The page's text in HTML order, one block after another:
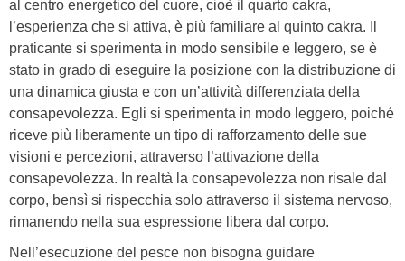
al centro energetico del cuore, cioè il quarto cakra,
l’esperienza che si attiva, è più familiare al quinto cakra. Il
praticante si sperimenta in modo sensibile e leggero, se è
stato in grado di eseguire la posizione con la distribuzione di
una dinamica giusta e con un’attività differenziata della
consapevolezza. Egli si sperimenta in modo leggero, poiché
riceve più liberamente un tipo di rafforzamento delle sue
visioni e percezioni, attraverso l’attivazione della
consapevolezza. In realtà la consapevolezza non risale dal
corpo, bensì si rispecchia solo attraverso il sistema nervoso,
rimanendo nella sua espressione libera dal corpo.
Nell’esecuzione del pesce non bisogna guidare